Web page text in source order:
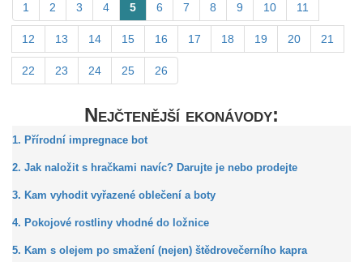
1 2 3 4 5 6 7 8 9 10 11
12 13 14 15 16 17 18 19 20 21
22 23 24 25 26
Nejčtenější ekonávody:
1. Přírodní impregnace bot
2. Jak naložit s hračkami navíc? Darujte je nebo prodejte
3. Kam vyhodit vyřazené oblečení a boty
4. Pokojové rostliny vhodné do ložnice
5. Kam s olejem po smažení (nejen) štědrovečerního kapra